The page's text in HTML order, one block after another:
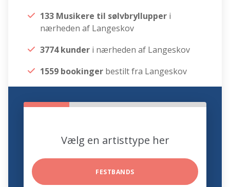
133 Musikere til sølvbryllupper i
nærheden af Langeskov
3774 kunder i nærheden af Langeskov
1559 bookinger bestilt fra Langeskov
Vælg en artisttype her
FESTBANDS